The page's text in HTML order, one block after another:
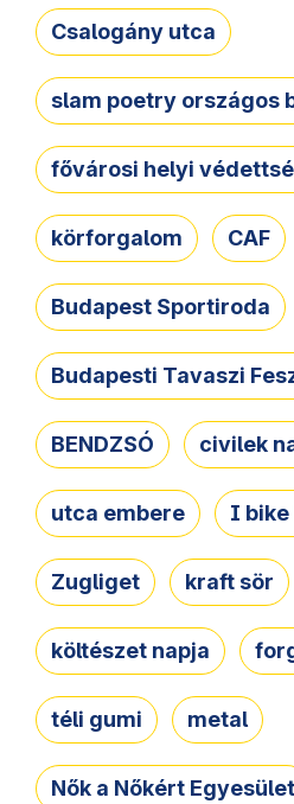
Csalogány utca
slam poetry országos
fővárosi helyi
körforgalom CAF
Budapest Sportiroda
Budapesti Tavaszi
BENDZSÓ civilek
utca embere I bike
Zugliget kraft sör
költészet napja
téli gumi metal
Nők a Nőkért Egyesület